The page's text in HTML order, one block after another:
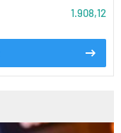
1.908,12